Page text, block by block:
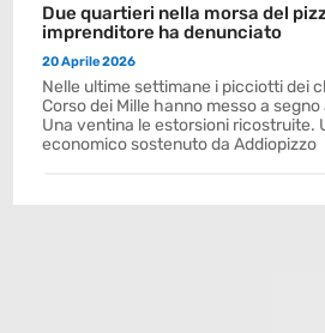
Due quartieri nella morsa del
imprenditore ha denunciato
20 Aprile 2026
Nelle ultime settimane i picciotti dei
Corso dei Mille hanno messo a
Una ventina le estorsioni ricostruite.
economico sostenuto da Addiopizzo